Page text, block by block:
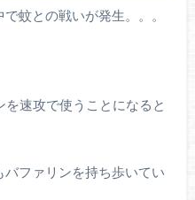
蚊との戦いが発生。。。
速攻で使うことになると
ファリンを持ち歩いてい